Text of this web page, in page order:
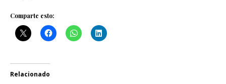
Comparte esto:
Relacionado